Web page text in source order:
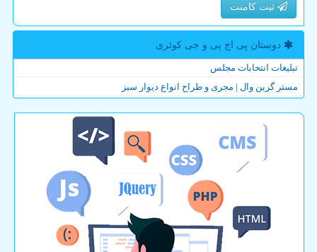
ثبت کامنت
دوستان پی اچ پی و جی كوئری
تبلیغات انتخابات مجلس
مستر گرین وال | مجری و طراح انواع دیوار سبز